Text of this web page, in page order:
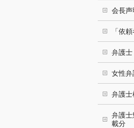
会長声
「依
弁護士
女性
弁護
弁護
載分